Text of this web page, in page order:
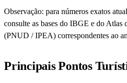
Observação: para números exatos
consulte as bases do IBGE e do
(PNUD / IPEA) correspondentes ao
Principais Pontos